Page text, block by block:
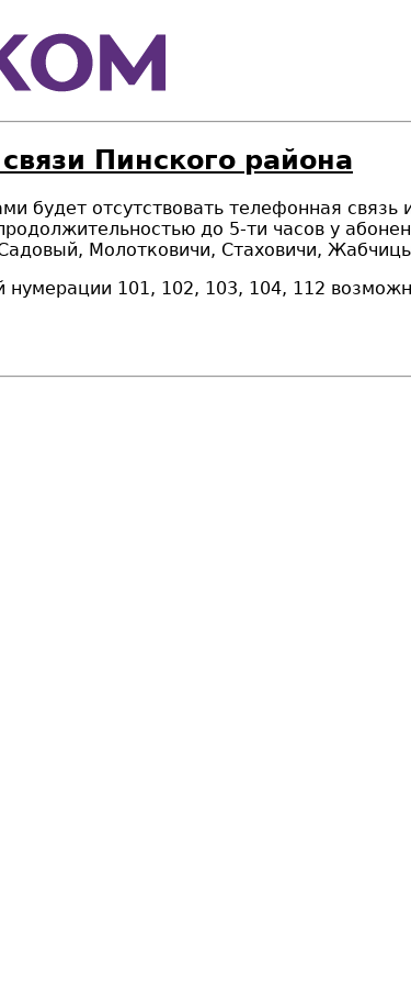
Пинского района
будет отсутствовать телефонная связь
до 5-ти часов у
Молотковичи, Стаховичи,
101, 102, 103, 104, 112